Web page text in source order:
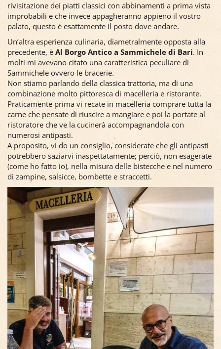
rivisitazione dei piatti classici con abbinamenti a prima vista
improbabili e che invece appagheranno appieno il vostro
palato, questo è esattamente il posto dove andare.
Un’altra esperienza culinaria, diametralmente opposta alla
precedente, è Al Borgo Antico a Sammichele di Bari. In
molti mi avevano citato una caratteristica peculiare di
Sammichele ovvero le bracerie.
Non stiamo parlando della classica trattoria, ma di una
combinazione molto pittoresca di macelleria e ristorante.
Praticamente prima vi recate in macelleria comprare tutta la
carne che pensate di riuscire a mangiare e poi la portate al
ristoratore che ve la cucinerà accompagnandola con
numerosi antipasti.
A proposito, vi do un consiglio, considerate che gli antipasti
potrebbero saziarvi inaspettatamente; perciò, non esagerate
(come ho fatto io), nella misura delle bistecche e nel numero
di zampine, salsicce, bombette e straccetti.